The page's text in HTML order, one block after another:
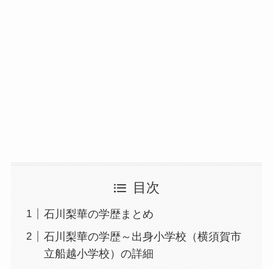
目次
石川梨華の学歴まとめ
石川梨華の学歴～出身小学校（横須賀市
立船越小学校）の詳細